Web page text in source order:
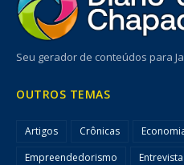
Seu gerador de conteúdos para
OUTROS TEMAS
Artigos Crônicas
Empreendedorismo
Entrevista